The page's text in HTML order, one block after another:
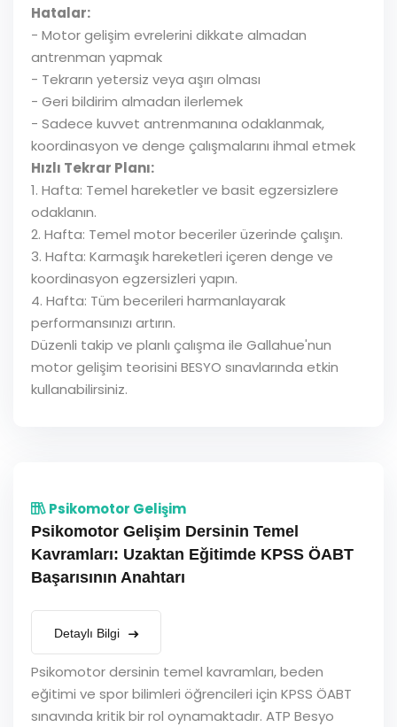
Hatalar:
- Motor gelişim evrelerini dikkate almadan
antrenman yapmak
- Tekrarın yetersiz veya aşırı olması
- Geri bildirim almadan ilerlemek
- Sadece kuvvet antrenmanına odaklanmak,
koordinasyon ve denge çalışmalarını ihmal etmek
Hızlı Tekrar Planı:
1. Hafta: Temel hareketler ve basit egzersizlere
odaklanın.
2. Hafta: Temel motor beceriler üzerinde çalışın.
3. Hafta: Karmaşık hareketleri içeren denge ve
koordinasyon egzersizleri yapın.
4. Hafta: Tüm becerileri harmanlayarak
performansınızı artırın.
Düzenli takip ve planlı çalışma ile Gallahue'nun
motor gelişim teorisini BESYO sınavlarında etkin
kullanabilirsiniz.
Psikomotor Gelişim
Psikomotor Gelişim Dersinin Temel
Kavramları: Uzaktan Eğitimde KPSS ÖABT
Başarısının Anahtarı
Detaylı Bilgi
Psikomotor dersinin temel kavramları, beden
eğitimi ve spor bilimleri öğrencileri için KPSS ÖABT
sınavında kritik bir rol oynamaktadır. ATP Besyo